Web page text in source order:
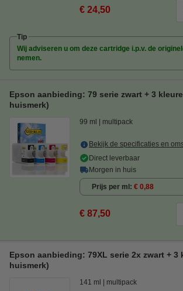
€ 24,50
Tip
Wij adviseren u om deze cartridge i.p.v. de
nemen.
Epson aanbieding: 79 serie zwart + 3
huismerk)
99 ml multipack
Bekijk de specificaties en
Direct leverbaar
Morgen in huis
Prijs per ml € 0,88
€ 87,50
Epson aanbieding: 79XL serie 2x zwart + 3
huismerk)
141 ml multipack